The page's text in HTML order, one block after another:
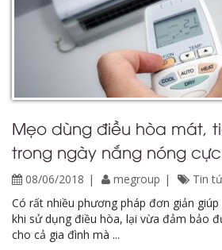
Mẹo dùng điều hòa mát,
trong ngày nắng nóng
08/06/2018 megroup
Tin
Có rất nhiều phương pháp đơn giản
khi sử dụng điều hòa, lại vừa đảm bảo
cho cả gia đình mà ...